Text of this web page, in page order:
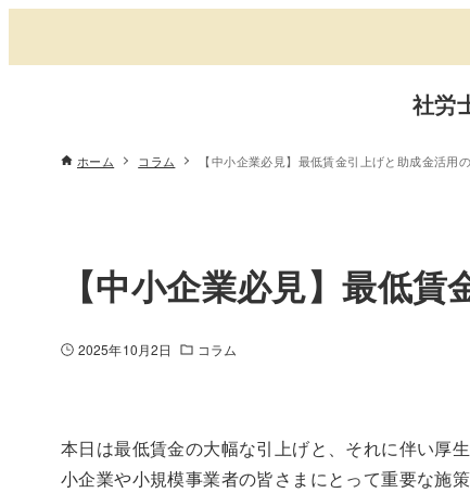
社労
ホーム コラム 【中小企業必見】最低賃金引上げと助成金活用
【中小企業必見】最低
2025年10月2日 コラム
本日は最低賃金の大幅な引上げと、それに伴い厚
小企業や小規模事業者の皆さまにとって重要な施